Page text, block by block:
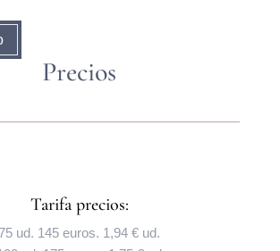
Precios
Tarifa precios:
ud. 145 euros. 1,94 € ud.